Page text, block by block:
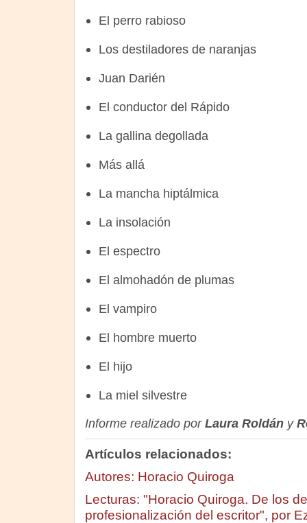
El perro rabioso
Los destiladores de naranjas
Juan Darién
El conductor del Rápido
La gallina degollada
Más allá
La mancha hiptálmica
La insolación
El espectro
El almohadón de plumas
El vampiro
El hombre muerto
El hijo
La miel silvestre
Informe realizado por Laura Roldán y
Artículos relacionados:
Autores: Horacio Quiroga
Lecturas: "Horacio Quiroga. De los
profesionalización del escritor", por